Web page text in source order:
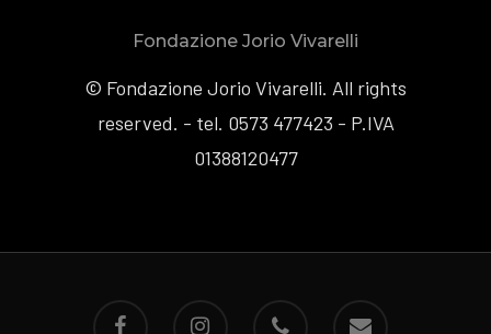
Fondazione Jorio Vivarelli
© Fondazione Jorio Vivarelli. All rights
reserved. - tel. 0573 477423 - P.IVA
01388120477